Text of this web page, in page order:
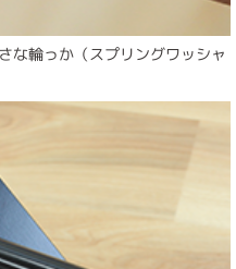
輪っか（スプリングワッシャ